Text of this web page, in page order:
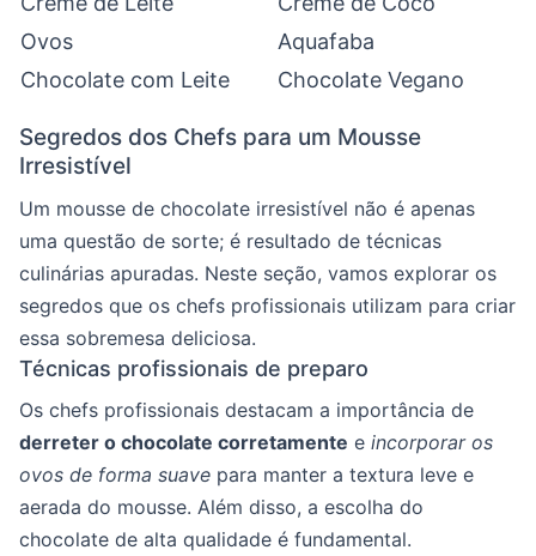
Ovos
Aquafaba
Chocolate com Leite
Chocolate Vegano
Segredos dos Chefs para um Mousse
Irresistível
Um mousse de chocolate irresistível não é apenas
uma questão de sorte; é resultado de técnicas
culinárias apuradas. Neste seção, vamos explorar os
segredos que os chefs profissionais utilizam para criar
essa sobremesa deliciosa.
Técnicas profissionais de preparo
Os chefs profissionais destacam a importância de
derreter o chocolate corretamente e incorporar os
ovos de forma suave para manter a textura leve e
aerada do mousse. Além disso, a escolha do
chocolate de alta qualidade é fundamental.